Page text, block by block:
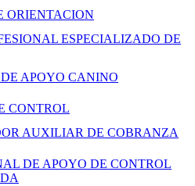
ORIENTACION
ESPECIALIZADO DE
APOYO CANINO
CONTROL
AUXILIAR DE COBRANZA
DE APOYO DE CONTROL